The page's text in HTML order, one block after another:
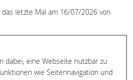
letzte Mal am 16/07/2026 von
dabei, eine Webseite nutzbar zu
wie Seitennavigation und